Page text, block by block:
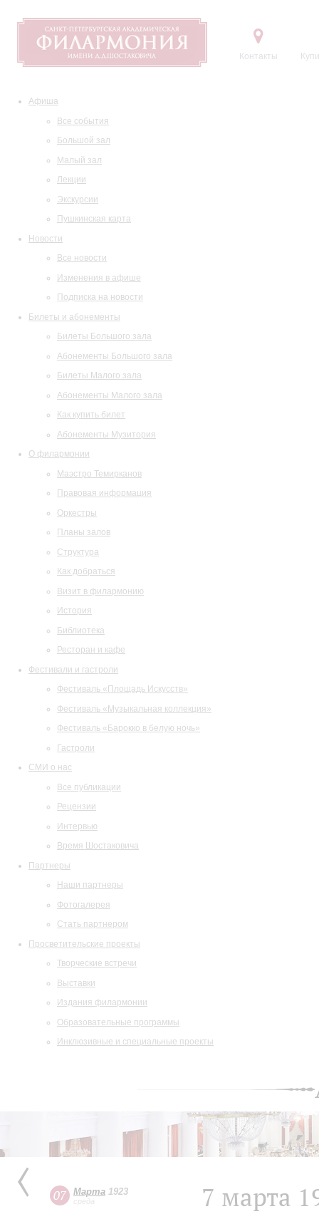
Контакты
Афиша
Все события
Большой зал
Малый зал
Лекции
Экскурсии
Пушкинская карта
Новости
Все новости
Изменения в афише
Подписка на новости
Билеты и абонементы
Билеты Большого зала
Абонементы Большого зала
Билеты Малого зала
Абонементы Малого зала
Как купить билет
Абонементы Музитория
О филармонии
Маэстро Темирканов
Правовая информация
Оркестры
Планы залов
Структура
Как добраться
Визит в филармонию
История
Библиотека
Ресторан и кафе
Фестивали и гастроли
Фестиваль «Площадь Искусств»
Фестиваль «Музыкальная коллекция»
Фестиваль «Барокко в белую ночь»
Гастроли
СМИ о нас
Все публикации
Рецензии
Интервью
Время Шостаковича
Партнеры
Наши партнеры
Фотогалерея
Стать партнером
Просветительские проекты
Творческие встречи
Выставки
Издания филармонии
Образовательные программы
Инклюзивные и специальные проекты
07 Марта 1923
среда 7 марта